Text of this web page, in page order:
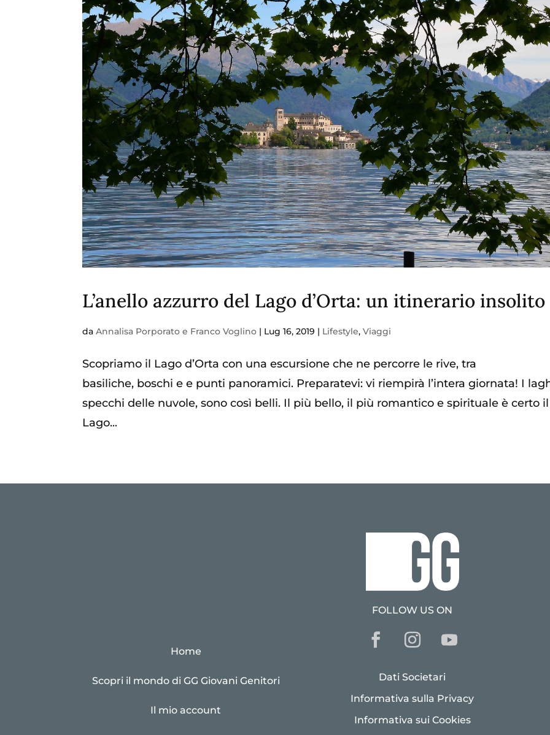
L’anello azzurro del Lago d’Orta: un itinerario insolito
daAnnalisa Porporato e Franco Voglino | Lug 16, 2019 | Lifestyle,Viaggi
Scopriamo il Lago d’Orta con una escursione che ne percorre le rive, tra
basiliche, boschi e e punti panoramici. Preparatevi: vi riempirà l’intera giornata! I
specchi delle nuvole, sono così belli. Il più bello, il più romantico e spirituale è certo il
Lago...
Home
Scopri il mondo di GG Giovani Genitori
Il mio account
FOLLOW US ON
Dati Societari
Informativa sulla Privacy
Informativa sui Cookies